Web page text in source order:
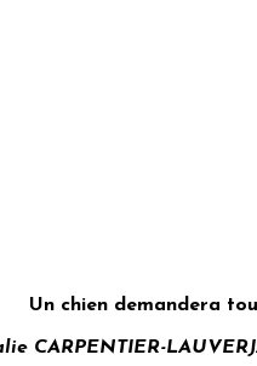
Un chien demandera
CARPENTIER-